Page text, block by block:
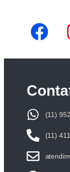
(11)
(11)